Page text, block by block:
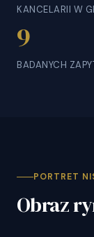
KANCELARII W
9
BADANYCH
PORTRET
Obraz